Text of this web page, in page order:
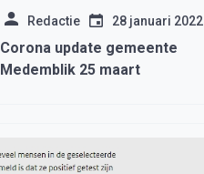
Redactie 28 januari 2022
Corona update gemeente
Medemblik 25 maart